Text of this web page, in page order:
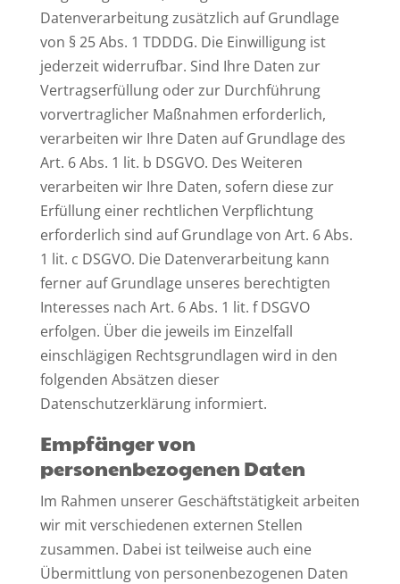
Datenverarbeitung zusätzlich auf Grundlage
von § 25 Abs. 1 TDDDG. Die Einwilligung ist
jederzeit widerrufbar. Sind Ihre Daten zur
Vertragserfüllung oder zur Durchführung
vorvertraglicher Maßnahmen erforderlich,
verarbeiten wir Ihre Daten auf Grundlage des
Art. 6 Abs. 1 lit. b DSGVO. Des Weiteren
verarbeiten wir Ihre Daten, sofern diese zur
Erfüllung einer rechtlichen Verpflichtung
erforderlich sind auf Grundlage von Art. 6 Abs.
1 lit. c DSGVO. Die Datenverarbeitung kann
ferner auf Grundlage unseres berechtigten
Interesses nach Art. 6 Abs. 1 lit. f DSGVO
erfolgen. Über die jeweils im Einzelfall
einschlägigen Rechtsgrundlagen wird in den
folgenden Absätzen dieser
Datenschutzerklärung informiert.
Empfänger von
personenbezogenen Daten
Im Rahmen unserer Geschäftstätigkeit arbeiten
wir mit verschiedenen externen Stellen
zusammen. Dabei ist teilweise auch eine
Übermittlung von personenbezogenen Daten